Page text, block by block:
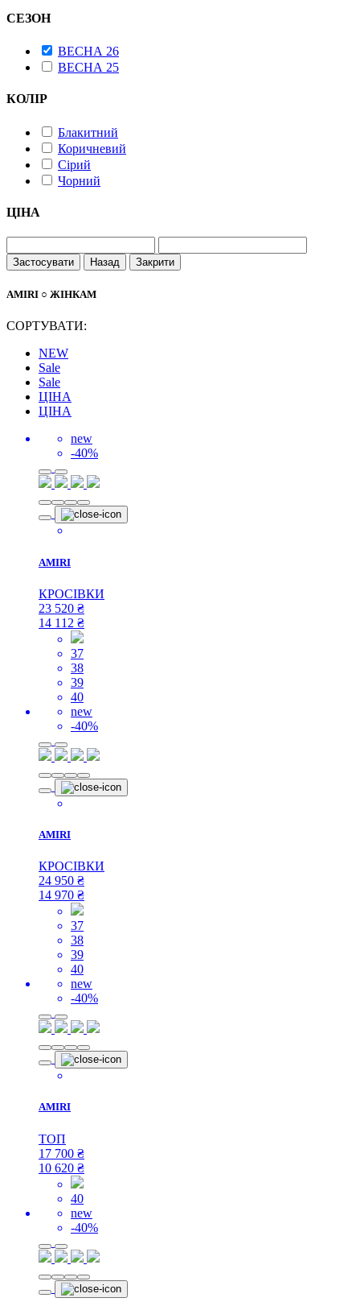
СЕЗОН
ВЕСНА 26
ВЕСНА 25
КОЛІР
Блакитний
Коричневий
Сірий
Чорний
ЦІНА
Застосувати Назад Закрити
AMIRI ○ ЖІНКАМ
СОРТУВАТИ:
NEW
Sale
Sale
ЦІНА
ЦІНА
new
-40%
AMIRI
КРОСІВКИ
23 520 ₴
14 112 ₴
37
38
39
40
new
-40%
AMIRI
КРОСІВКИ
24 950 ₴
14 970 ₴
37
38
39
40
new
-40%
AMIRI
ТОП
17 700 ₴
10 620 ₴
40
new
-40%